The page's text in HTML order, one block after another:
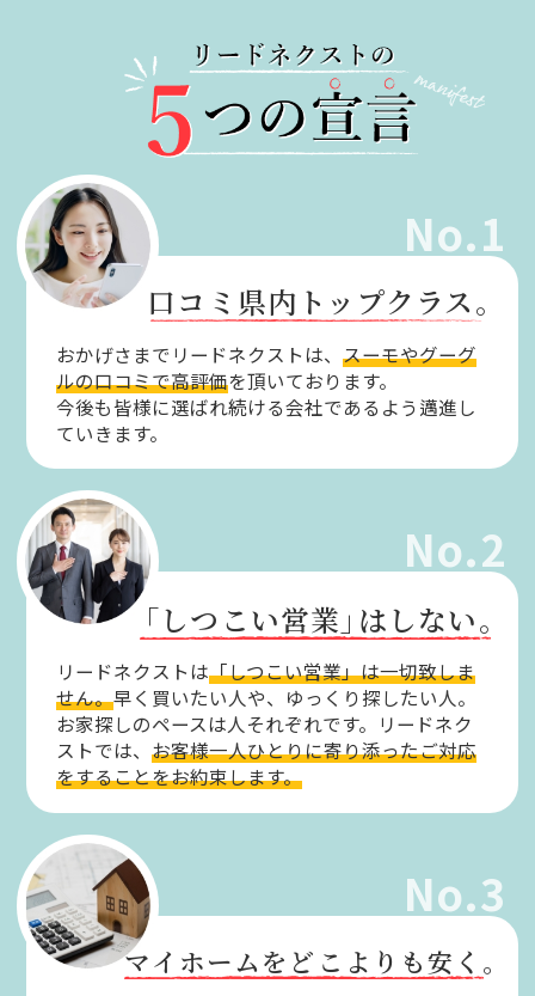
No.1
口コミ県内トップクラス。
おかげさまでリードネクストは、スーモやグーグ
ルの口コミで高評価を頂いております。
今後も皆様に選ばれ続ける会社であるよう邁進し
ていきます。
No.2
「しつこい営業」はしない。
リードネクストは「しつこい営業」は一切致しま
せん。早く買いたい人や、ゆっくり探したい人。
お家探しのペースは人それぞれです。リードネク
ストでは、お客様一人ひとりに寄り添ったご対応
をすることをお約束します。
No.3
マイホームをどこよりも安く。